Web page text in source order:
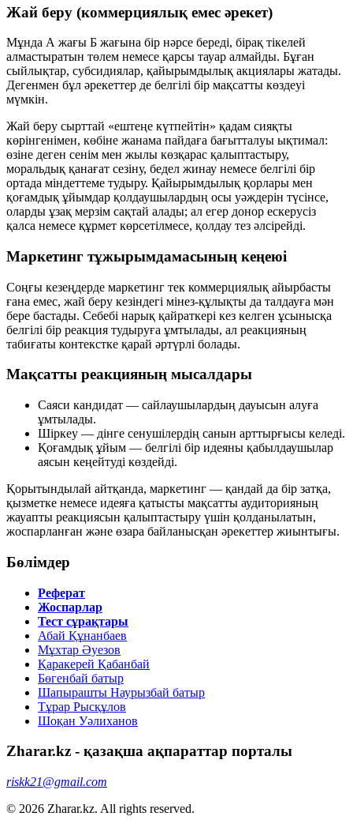
Жай беру (коммерциялық емес әрекет)
Мұнда А жағы Б жағына бір нәрсе береді, бірақ тікелей
алмастыратын төлем немесе қарсы тауар алмайды. Бұған
сыйлықтар, субсидиялар, қайырымдылық акциялары жатады.
Дегенмен бұл әрекеттер де белгілі бір мақсатты көздеуі
мүмкін.
Жай беру сырттай «ештеңе күтпейтін» қадам сияқты
көрінгенімен, көбіне жанама пайдаға бағытталуы ықтимал:
өзіне деген сенім мен жылы көзқарас қалыптастыру,
моральдық қанағат сезіну, бедел жинау немесе белгілі бір
ортада міндеттеме тудыру. Қайырымдылық қорлары мен
қоғамдық ұйымдар қолдаушылардың осы уәждерін түсінсе,
оларды ұзақ мерзім сақтай алады; ал егер донор ескерусіз
қалса немесе құрмет көрсетілмесе, қолдау тез әлсірейді.
Маркетинг тұжырымдамасының кеңеюі
Соңғы кезеңдерде маркетинг тек коммерциялық айырбасты
ғана емес, жай беру кезіндегі мінез-құлықты да талдауға мән
бере бастады. Себебі нарық қайраткері кез келген ұсынысқа
белгілі бір реакция тудыруға ұмтылады, ал реакцияның
табиғаты контекстке қарай әртүрлі болады.
Мақсатты реакцияның мысалдары
Саяси кандидат — сайлаушылардың дауысын алуға
ұмтылады.
Шіркеу — дінге сенушілердің санын арттырғысы келеді.
Қоғамдық ұйым — белгілі бір идеяны қабылдаушылар
аясын кеңейтуді көздейді.
Қорытындылай айтқанда, маркетинг — қандай да бір затқа,
қызметке немесе идеяға қатысты мақсатты аудиторияның
жауапты реакциясын қалыптастыру үшін қолданылатын,
жоспарланған және өзара байланысқан әрекеттер жиынтығы.
Бөлімдер
Реферат
Жоспарлар
Тест сұрақтары
Абай Құнанбаев
Мұхтар Әуезов
Қаракерей Қабанбай
Бөгенбай батыр
Шапырашты Наурызбай батыр
Тұрар Рысқұлов
Шоқан Уәлиханов
Zharar.kz - қазақша ақпараттар порталы
riskk21@gmail.com
© 2026 Zharar.kz. All rights reserved.